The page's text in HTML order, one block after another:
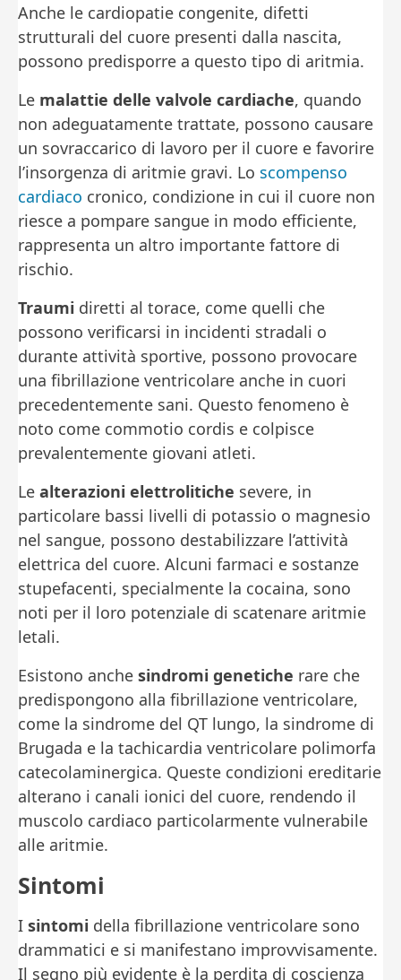
Anche le cardiopatie congenite, difetti
strutturali del cuore presenti dalla nascita,
possono predisporre a questo tipo di aritmia.
Le malattie delle valvole cardiache, quando
non adeguatamente trattate, possono causare
un sovraccarico di lavoro per il cuore e favorire
l’insorgenza di aritmie gravi. Lo scompenso
cardiaco cronico, condizione in cui il cuore non
riesce a pompare sangue in modo efficiente,
rappresenta un altro importante fattore di
rischio.
Traumi diretti al torace, come quelli che
possono verificarsi in incidenti stradali o
durante attività sportive, possono provocare
una fibrillazione ventricolare anche in cuori
precedentemente sani. Questo fenomeno è
noto come commotio cordis e colpisce
prevalentemente giovani atleti.
Le alterazioni elettrolitiche severe, in
particolare bassi livelli di potassio o magnesio
nel sangue, possono destabilizzare l’attività
elettrica del cuore. Alcuni farmaci e sostanze
stupefacenti, specialmente la cocaina, sono
noti per il loro potenziale di scatenare aritmie
letali.
Esistono anche sindromi genetiche rare che
predispongono alla fibrillazione ventricolare,
come la sindrome del QT lungo, la sindrome di
Brugada e la tachicardia ventricolare polimorfa
catecolaminergica. Queste condizioni ereditarie
alterano i canali ionici del cuore, rendendo il
muscolo cardiaco particolarmente vulnerabile
alle aritmie.
Sintomi
I sintomi della fibrillazione ventricolare sono
drammatici e si manifestano improvvisamente.
Il segno più evidente è la perdita di coscienza